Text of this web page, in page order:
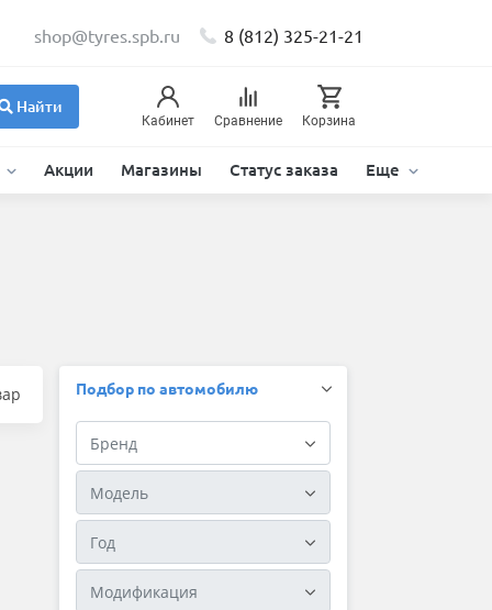
shop@tyres.spb.ru 8 (812) 325-21-21
Найти
Кабинет Сравнение Корзина
Акции Магазины Статус заказа Еще
Подбор по автомобилю